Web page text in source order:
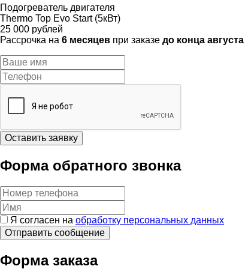
Подогреватель двигателя
Thermo Top Evo Start (5кВт)
25 000 рублей
Рассрочка на 6 месяцев при заказе до конца августа
Оставить заявку
Форма обратного звонка
Я согласен на обработку персональных данных
Форма заказа